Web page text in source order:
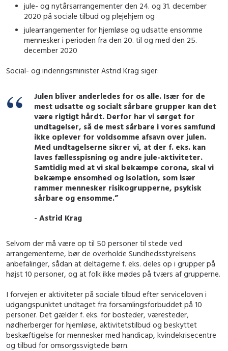
jule- og nytårsarrangementer den 24. og 31. december
2020 på sociale tilbud og plejehjem og
julearrangementer for hjemløse og udsatte ensomme
mennesker i perioden fra den 20. til og med den 25.
december 2020
Social- og indenrigsminister Astrid Krag siger:
Julen bliver anderledes for os alle. Især for de
mest udsatte og socialt sårbare grupper kan det
være rigtigt hårdt. Derfor har vi sørget for
undtagelser, så de mest sårbare i vores samfund
ikke oplever for voldsomme afsavn over julen.
Med undtagelserne sikrer vi, at der f. eks. kan
laves fællesspisning og andre jule-aktiviteter.
Samtidig med at vi skal bekæmpe corona, skal vi
bekæmpe ensomhed og isolation, som især
rammer mennesker risikogrupperne, psykisk
sårbare og ensomme.”
- Astrid Krag
Selvom der må være op til 50 personer til stede ved
arrangementerne, bør de overholde Sundhedsstyrelsens
anbefalinger, sådan at deltagerne f. eks. deles op i grupper på
højst 10 personer, og at folk ikke mødes på tværs af grupperne.
I forvejen er aktiviteter på sociale tilbud efter serviceloven i
udgangspunktet undtaget fra forsamlingsforbuddet på 10
personer. Det gælder f. eks. for bosteder, væresteder,
nødherberger for hjemløse, aktivitetstilbud og beskyttet
beskæftigelse for mennesker med handicap, kvindekrisecentre
og tilbud for omsorgssvigtede børn.